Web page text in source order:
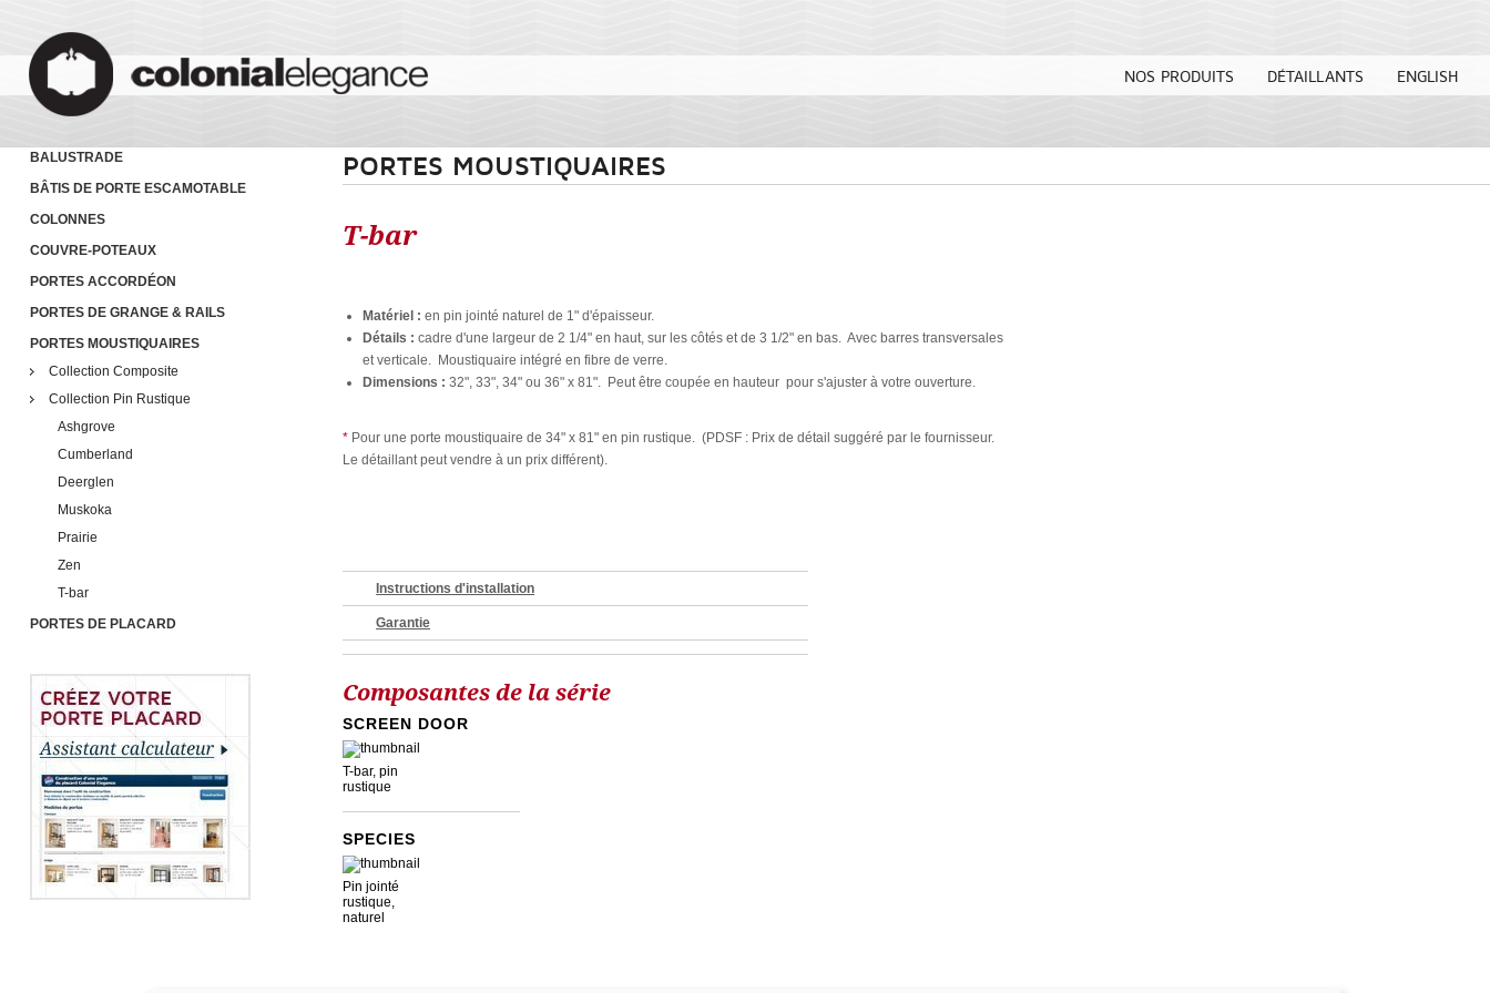
NOS PRODUITS DÉTAILLANTS ENGLISH
BALUSTRADE
BÂTIS DE PORTE ESCAMOTABLE
COLONNES
COUVRE-POTEAUX
PORTES ACCORDÉON
PORTES DE GRANGE & RAILS
PORTES MOUSTIQUAIRES
Collection Composite
Collection Pin Rustique
Ashgrove
Cumberland
Deerglen
Muskoka
Prairie
Zen
T-bar
PORTES DE PLACARD
PORTES MOUSTIQUAIRES
T-bar
Matériel : en pin jointé naturel de 1" d'épaisseur.
Détails :cadre d'une largeur de 2 1/4" en haut, sur les côtés et de 3 1/2" en bas. Avec barres transversales
et verticale. Moustiquaire intégré en fibre de verre.
Dimensions : 32", 33", 34" ou 36" x 81". Peut être coupée en hauteur pour s'ajuster à votre ouverture.
* Pour une porte moustiquaire de 34" x 81" en pin rustique. (PDSF : Prix de détail suggéré par le fournisseur.
Le détaillant peut vendre à un prix différent).
Instructions d'installation
Garantie
Composantes de la série
SCREEN DOOR
T-bar, pin
rustique
SPECIES
Pin jointé
rustique,
naturel